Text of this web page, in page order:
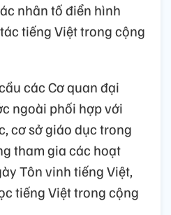
nhân tố điển hình
tiếng Việt trong cộng
các Cơ quan đại
ngoài phối hợp với
cơ sở giáo dục trong
tham gia các hoạt
Tôn vinh tiếng Việt,
tiếng Việt trong cộng